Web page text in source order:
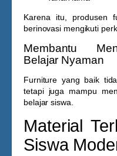
Karena itu, produsen
berinovasi mengikuti
Membantu
Belajar Nyaman
Furniture yang baik
tetapi juga mampu
belajar siswa.
Material
Siswa